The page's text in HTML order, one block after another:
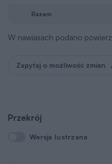
Razem
W nawiasach podano
Zapytaj o możliwość zmian
Przekrój
Wersja lustrzana
Wersja lustrzana